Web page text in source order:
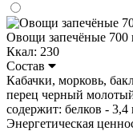
Овощи запечёные 700
Ккал: 230
Состав
Кабачки, морковь,
перец черный
содержит: белков - 3,4
Энергетическая